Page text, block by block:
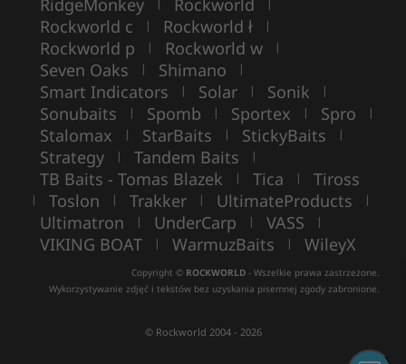
RidgeMonkey | Rockworld |
Rockworld c | Rockworld ł |
Rockworld p | Rockworld w |
Seven Oaks | Shimano |
Smart Indicators | Solar | Sonik |
Sonubaits | Spomb | Sportex | Spro |
Stalomax | StarBaits | StickyBaits |
Strategy | Tandem Baits |
TB Baits - Tomas Blazek | Tica | Tiross
| Toslon | Trakker | UltimateProducts |
Ultimatron | UnderCarp | VASS |
VIKING BOAT | WarmuzBaits | WileyX
Copyright © ROCKWORLD - Wszelkie prawa zastrzeżone.
Wykorzystywanie zdjęć i tekstów bez uzyskania pisemnej zgody zabronione.
© Rockworld 2004 - 2026